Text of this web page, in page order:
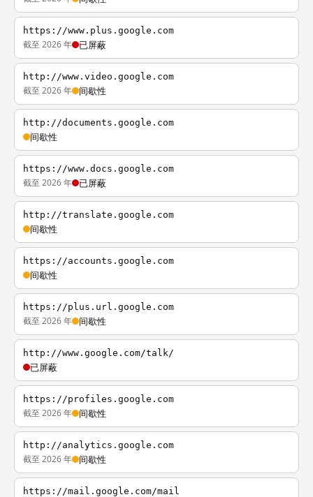
https://www.plus.google.com
截至 2026 年 已屏蔽
http://www.video.google.com
截至 2026 年 间歇性
http://documents.google.com
间歇性
https://www.docs.google.com
截至 2026 年 已屏蔽
http://translate.google.com
间歇性
https://accounts.google.com
间歇性
https://plus.url.google.com
截至 2026 年 间歇性
http://www.google.com/talk/
已屏蔽
https://profiles.google.com
截至 2026 年 间歇性
http://analytics.google.com
截至 2026 年 间歇性
https://mail.google.com/mail